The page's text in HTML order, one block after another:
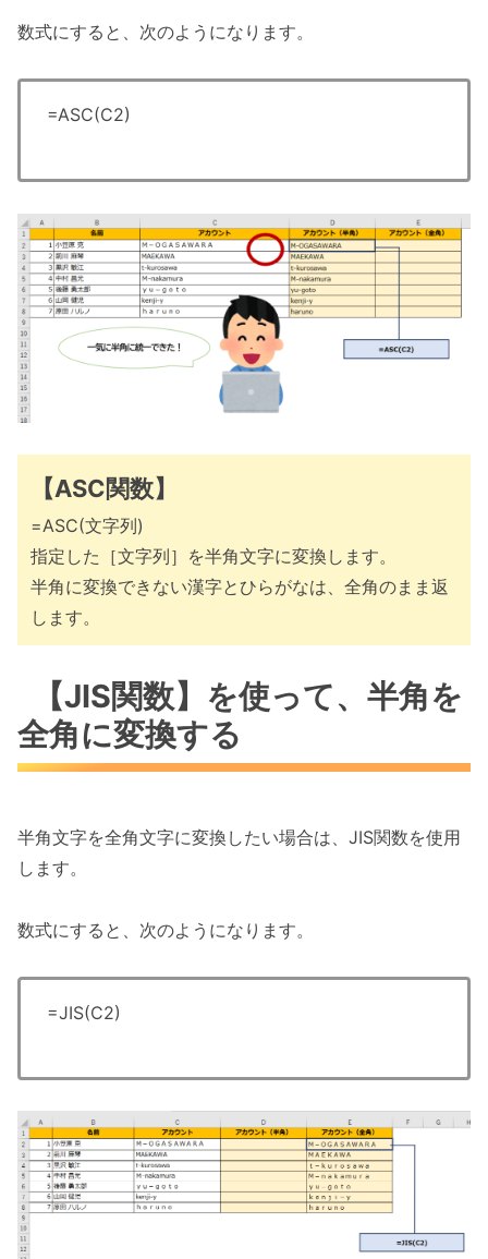
数式にすると、次のようになります。
=ASC(C2)
【ASC関数】
=ASC(文字列)
指定した［文字列］を半角文字に変換します。
半角に変換できない漢字とひらがなは、全角のまま返
します。
【JIS関数】を使って、半角を
全角に変換する
半角文字を全角文字に変換したい場合は、JIS関数を使用
します。
数式にすると、次のようになります。
=JIS(C2)